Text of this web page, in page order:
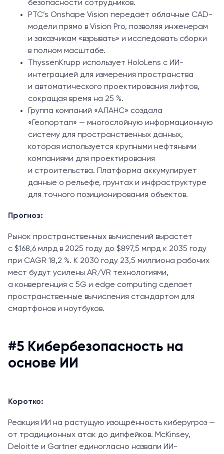
безопасности сотрудников.
PTC’s Onshape Vision передаёт облачные CAD-
модели прямо в Vision Pro, позволяя инженерам
и заказчикам «взрывать» и исследовать сборки
в полном масштабе.
ThyssenKrupp использует HoloLens с ИИ-
интеграцией для измерения пространства
и автоматического проектирования лифтов,
сокращая время на 25 %.
Группа компаний «АЛАНС» создала
«Геопортал» — многослойную информационную
систему для пространственных данных,
которая используется крупными нефтяными
компаниями для проектирования
и строительства. Платформа аккумулирует
данные о рельефе, грунтах и инфраструктуре
для точного позиционирования объектов.
Прогноз:
Рынок пространственных вычислений вырастет
с $168,6 млрд в 2025 году до $897,5 млрд к 2035 году
при CAGR 18,2 %. К 2030 году 23,5 миллиона рабочих
мест будут усилены AR/VR технологиями,
а конвергенция с 5G и edge computing сделает
пространственные вычисления стандартом для
смартфонов и ноутбуков.
#5 Кибербезопасность на
основе ИИ
Коротко:
Реакция ИИ на растущую изощрённость киберугроз —
от традиционных атак до дипфейков. McKinsey,
Deloitte и Gartner единогласно назвали ИИ-